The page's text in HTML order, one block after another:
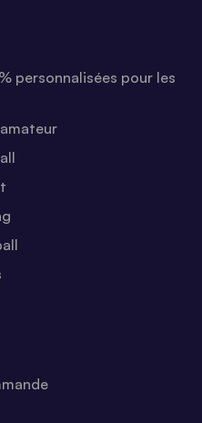
personnalisées pour les